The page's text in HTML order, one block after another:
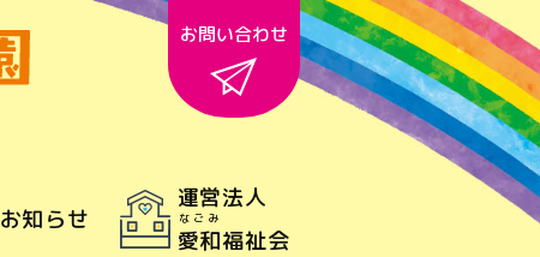
お知らせ
運営法人
愛和
なごみ
福祉会
お問い合わせ